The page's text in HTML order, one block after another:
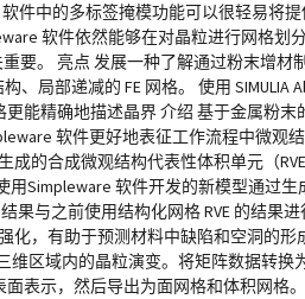
件中的多标签掩模功能可以很轻易将
软件依然能够在对晶粒进行网格划
。 亮点 发展一种了解通过粉末增材
局部递减的 FE 网格。 使用 SIMULIA
能精确地描述晶界 介绍 基于金属粉末
软件更好地表征工作流程中微观
的合成微观结构代表性体积单元（
Simpleware 软件开发的新模型通过
果与之前使用结构化网格 RVE 的结果
化，有助于预测材料中缺陷和空洞的形
维区域内的晶粒演变。将矩阵数据转换
表示，然后导出为面网格和体积网格